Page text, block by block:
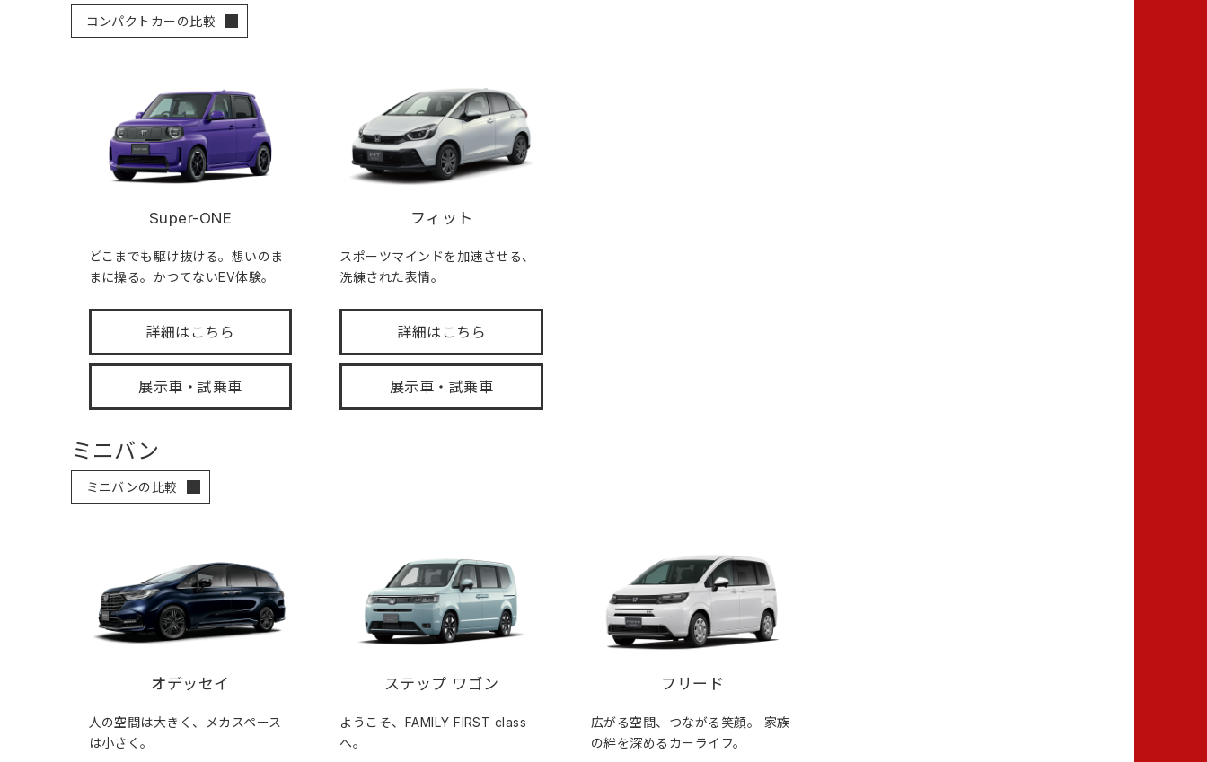
コンパクトカーの比較
Super-ONE
どこまでも駆け抜ける。想いのま
まに操る。かつてないEV体験。
詳細はこちら
展示車・試乗車
フィット
スポーツマインドを加速させる、
洗練された表情。
詳細はこちら
展示車・試乗車
ミニバン
ミニバンの比較
オデッセイ
人の空間は大きく、メカスペース
は小さく。
ステップ ワゴン
ようこそ、FAMILY FIRST class
へ。
フリード
広がる空間、つながる笑顔。 家族
の絆を深めるカーライフ。